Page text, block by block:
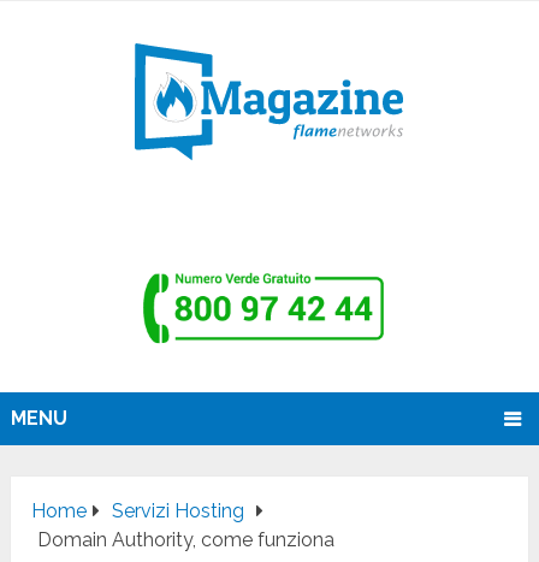
MENU
Home
Servizi Hosting
Domain Authority, come funziona